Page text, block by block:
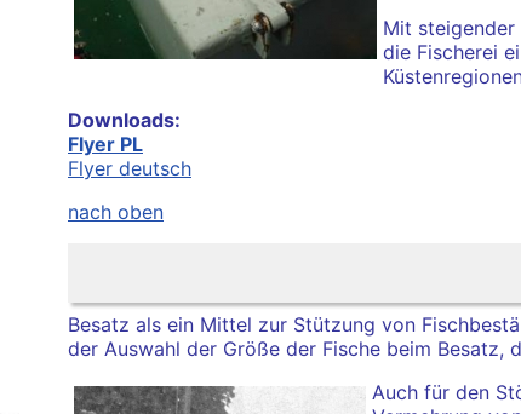
Mit
die Fischerei
Downloads:
Flyer PL
Flyer deutsch
nach oben
Besatz als ein Mittel zur Stützung von
der Auswahl der Größe der Fische beim Besatz,
Auch für den